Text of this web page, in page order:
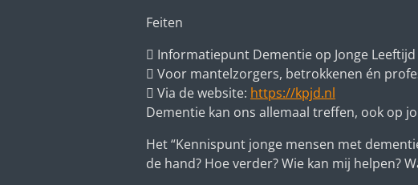
Feiten
 Informatiepunt Dementie op Jonge Leeftijd
 Voor mantelzorgers, betrokkenen én
 Via de website: https://kpjd.nl
Dementie kan ons allemaal treffen, ook op
Het “Kennispunt jonge mensen met
de hand? Hoe verder? Wie kan mij helpen?